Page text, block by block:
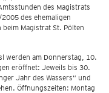
des Magistrats
des ehemaligen
Magistrat St. Pölten
werden am Donnerstag, 10.
eröffnet: Jeweils bis 30.
Jahr des Wassers“ und
Öffnungszeiten: Montag